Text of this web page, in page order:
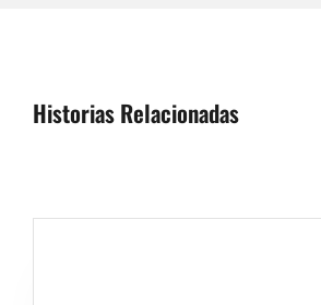
Historias Relacionadas